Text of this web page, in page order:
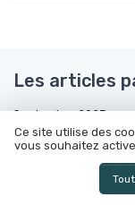
Les articles
Septembre 2023
Novembre 2023
Ce site utilise des
vous souhaitez